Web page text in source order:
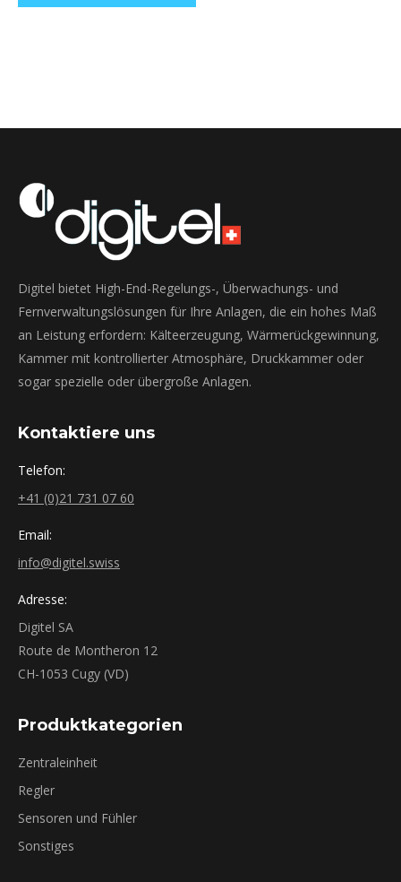
Digitel bietet High-End-Regelungs-, Überwachungs- und
Fernverwaltungslösungen für Ihre Anlagen, die ein hohes Maß
an Leistung erfordern: Kälteerzeugung, Wärmerückgewinnung,
Kammer mit kontrollierter Atmosphäre, Druckkammer oder
sogar spezielle oder übergroße Anlagen.
Kontaktiere uns
Telefon:
+41 (0)21 731 07 60
Email:
info@digitel.swiss
Adresse:
Digitel SA
Route de Montheron 12
CH-1053 Cugy (VD)
Produktkategorien
Zentraleinheit
Regler
Sensoren und Fühler
Sonstiges